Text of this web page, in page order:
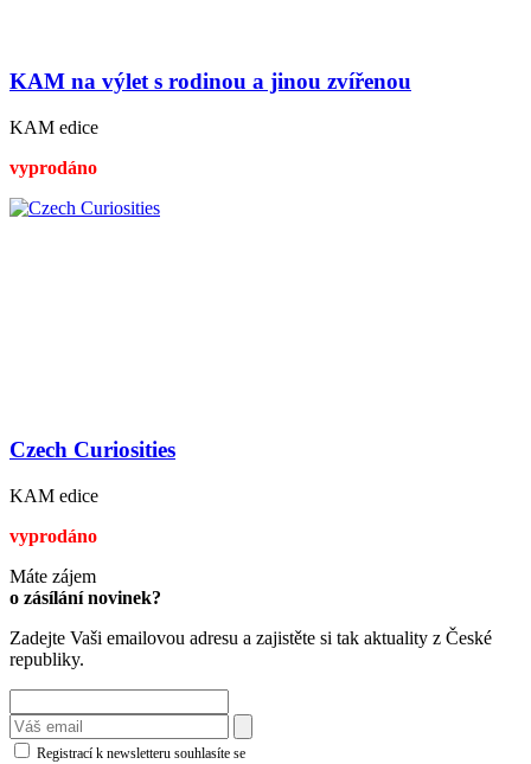
KAM na výlet s rodinou a jinou zvířenou
KAM edice
vyprodáno
Czech Curiosities
KAM edice
vyprodáno
Máte zájem
o zásílání novinek?
Zadejte Vaši emailovou adresu a zajistěte si tak aktuality z České
republiky.
Registrací k newsletteru souhlasíte se